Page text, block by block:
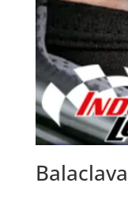
Balaclava